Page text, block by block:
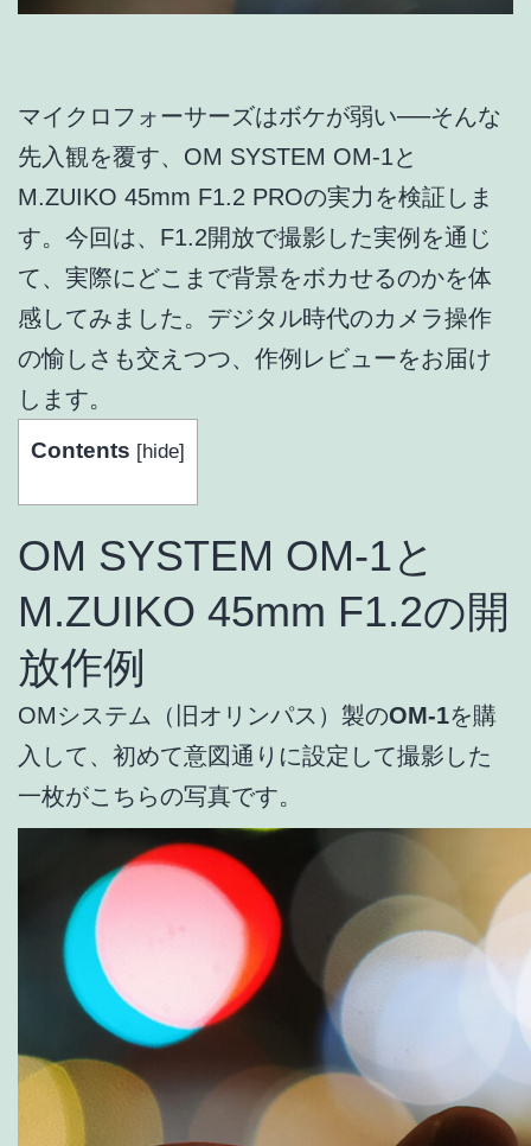
マイクロフォーサーズはボケが弱い──そんな
先入観を覆す、OM SYSTEM OM-1と
M.ZUIKO 45mm F1.2 PROの実力を検証しま
す。今回は、F1.2開放で撮影した実例を通じ
て、実際にどこまで背景をボカせるのかを体
感してみました。デジタル時代のカメラ操作
の愉しさも交えつつ、作例レビューをお届け
します。
Contents [hide]
OM SYSTEM OM-1と
M.ZUIKO 45mm F1.2の開
放作例
OMシステム（旧オリンパス）製のOM-1を購
入して、初めて意図通りに設定して撮影した
一枚がこちらの写真です。